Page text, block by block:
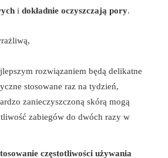
i dokładnie oczyszczają pory.
rozwiązaniem będą delikatne
stosowane raz na tydzień,
zanieczyszczoną skórą mogą
zabiegów do dwóch razy w
częstotliwości używania